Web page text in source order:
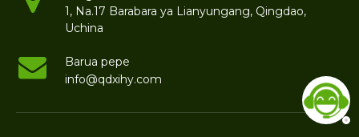
1, Na.17 Barabara ya Lianyungang, Qingdao,
Uchina
Barua pepe
info@qdxihy.com